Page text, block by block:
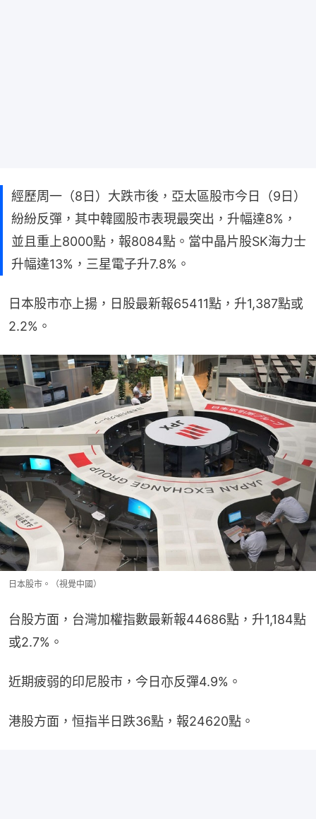
經歷周一（8日）大跌市後，亞太區股市今日（9日）
紛紛反彈，其中韓國股市表現最突出，升幅達8%，
並且重上8000點，報8084點。當中晶片股SK海力士
升幅達13%，三星電子升7.8%。
日本股市亦上揚，日股最新報65411點，升1,387點或
2.2%。
日本股市。（視覺中國）
台股方面，台灣加權指數最新報44686點，升1,184點
或2.7%。
近期疲弱的印尼股市，今日亦反彈4.9%。
港股方面，恒指半日跌36點，報24620點。